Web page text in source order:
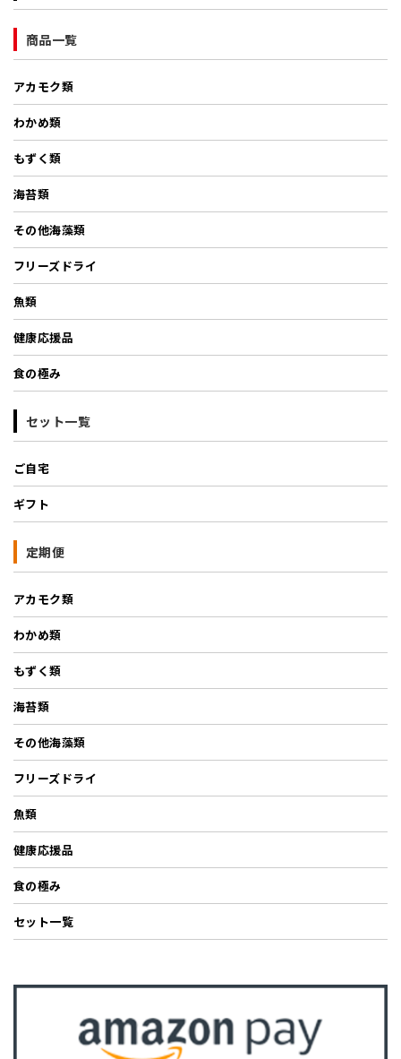
商品一覧
アカモク類
わかめ類
もずく類
海苔類
その他海藻類
フリーズドライ
魚類
健康応援品
食の極み
セット一覧
ご自宅
ギフト
定期便
アカモク類
わかめ類
もずく類
海苔類
その他海藻類
フリーズドライ
魚類
健康応援品
食の極み
セット一覧